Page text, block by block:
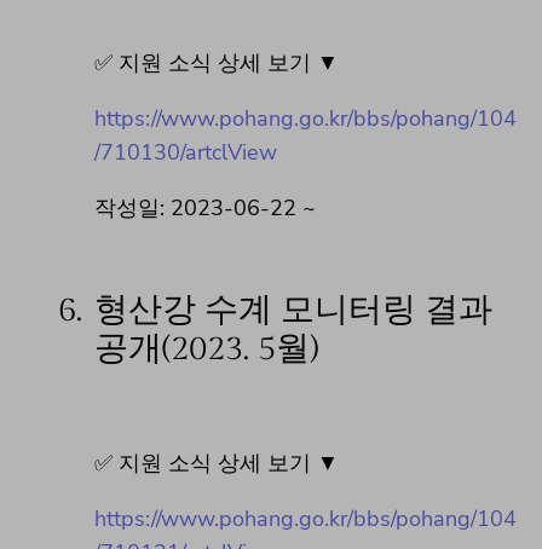
✅ 지원 소식 상세 보기 ▼
https://www.pohang.go.kr/bbs/pohang/104
/710130/artclView
작성일: 2023-06-22 ~
6. 형산강 수계 모니터링 결과
공개(2023. 5월)
✅ 지원 소식 상세 보기 ▼
https://www.pohang.go.kr/bbs/pohang/104